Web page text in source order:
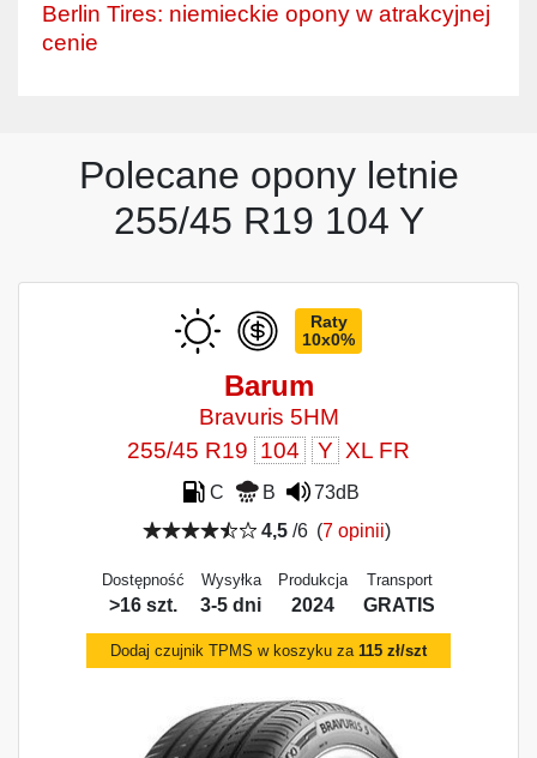
Berlin Tires: niemieckie opony w atrakcyjnej
cenie
Polecane opony letnie
255/45 R19 104 Y
Raty
10x0%
Barum
Bravuris 5HM
255/45 R19 104 Y XL FR
C B
73dB
4,5 /6 (7 opinii)
Dostępność
>16 szt.
Wysyłka
3-5 dni
Produkcja
2024
Transport
GRATIS
Dodaj czujnik TPMS w koszyku za 115 zł/szt